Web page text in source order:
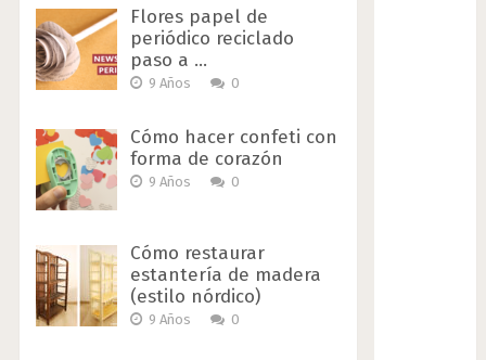
Flores papel de
periódico reciclado
paso a …
9 Años 0
Cómo hacer confeti con
forma de corazón
9 Años 0
Cómo restaurar
estantería de madera
(estilo nórdico)
9 Años 0